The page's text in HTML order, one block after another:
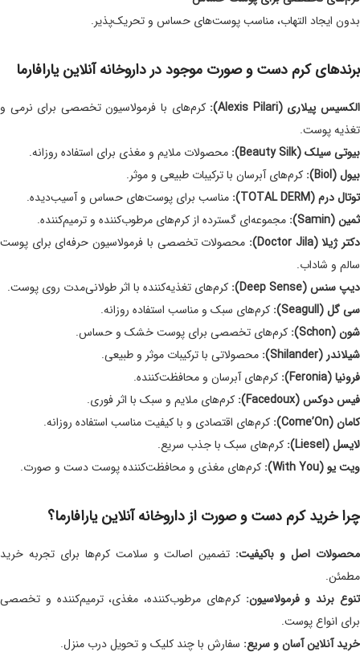
بدون ایجاد التهاب، مناسب پوست‌های حساس و تحریک‌پذیر.
برندهای کرم دست و صورت موجود در داروخانه آنلاین یارافارما
الکسیس پیلاری (Alexis Pilari):
کرم‌های با فرمولاسیون تخصصی برای نرمی و
تغذیه پوست.
بیوتی سیلک (Beauty Silk):
محصولات ملایم و مغذی برای استفاده روزانه.
بیول (Biol):
کرم‌های آبرسان با ترکیبات طبیعی و موثر.
توتال درم (TOTAL DERM):
مناسب برای پوست‌های حساس و آسیب‌دیده.
ثمین (Samin):
مجموعه‌ای گسترده از کرم‌های مرطوب‌کننده و ترمیم‌کننده.
دکتر ژیلا (Doctor Jila):
محصولات تخصصی با فرمولاسیون حرفه‌ای برای پوست
سالم و شاداب.
دیپ سنس (Deep Sense):
کرم‌های تغذیه‌کننده با اثر طولانی‌مدت روی پوست.
سی گل (Seagull):
کرم‌های سبک و مناسب استفاده روزانه.
شون (Schon):
کرم‌های تخصصی برای پوست خشک و حساس.
شیلاندر (Shilander):
محصولاتی با ترکیبات موثر و طبیعی.
فرونیا (Feronia):
کرم‌های آبرسان و محافظت‌کننده.
فیس دوکس (Facedoux):
کرم‌های ملایم و سبک با اثر فوری.
کامان (Come’On):
کرم‌های اقتصادی و با کیفیت مناسب استفاده روزانه.
لایسل (Liesel):
کرم‌های سبک با جذب سریع.
ویت یو (With You):
کرم‌های مغذی و محافظت‌کننده پوست دست و صورت.
چرا خرید کرم دست و صورت از داروخانه آنلاین یارافارما؟
محصولات اصل و باکیفیت: تضمین اصالت و سلامت کرم‌ها برای تجربه خرید
مطمئن.
تنوع برند و فرمولاسیون: کرم‌های مرطوب‌کننده، مغذی، ترمیم‌کننده و تخصصی
برای انواع پوست.
خرید آنلاین آسان و سریع: سفارش با چند کلیک و تحویل درب منزل.